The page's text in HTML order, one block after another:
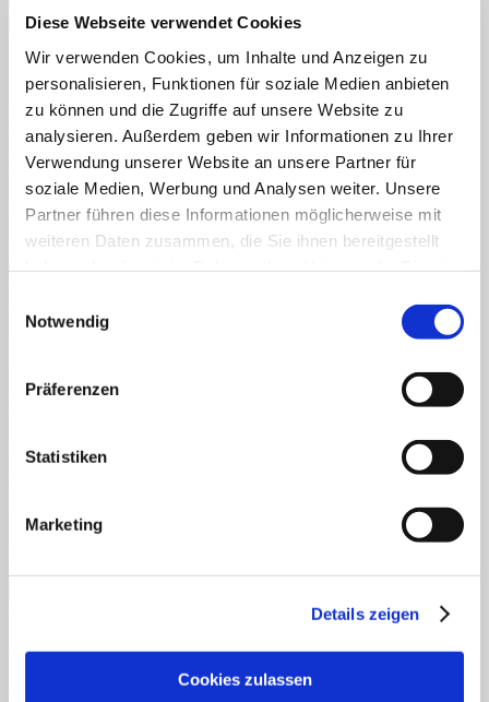
Diese Webseite verwendet Cookies
Wir verwenden Cookies, um Inhalte und Anzeigen zu
personalisieren, Funktionen für soziale Medien anbieten
zu können und die Zugriffe auf unsere Website zu
analysieren. Außerdem geben wir Informationen zu Ihrer
Verwendung unserer Website an unsere Partner für
soziale Medien, Werbung und Analysen weiter. Unsere
Partner führen diese Informationen möglicherweise mit
weiteren Daten zusammen, die Sie ihnen bereitgestellt
Notwendig
Präferenzen
Statistiken
Marketing
Details zeigen
Cookies zulassen
Tiere-
[Digital]
Grofomotorik,Nachspuren,Schwungübungen
Beschreibung
Rezensionen (0)
DieNachspurübungensind mitkindgerechten Abbildungen
verknüpft und können zur individuellen, auch farbigen Gestaltung
genutzt werden. Geübt wird dasNachspuren von Ecken, Geraden
und Kurven.
DieTiere sind in einfacher kindgerechter Form dargestellt. Die
Schülerinnen und Schüler lernen grundlegende
Gestaltungskriterienvon Tiergesichtern und Tierkörpern kennen.
(Vorlagen)
Es gibt noch keine Rezensionen.
Schwungübungen DIN A5